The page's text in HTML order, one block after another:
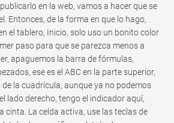
en la web, vamos a hacer que se
Entonces, de la forma en que lo hago,
el tablero, Inicio, solo uso un bonito color
paso para que se parezca menos a
apaguemos la barra de fórmulas,
ese es el ABC en la parte superior,
la cuadrícula, aunque ya no podemos
lado derecho, tengo el indicador aquí,
cinta. La celda activa, use las teclas de